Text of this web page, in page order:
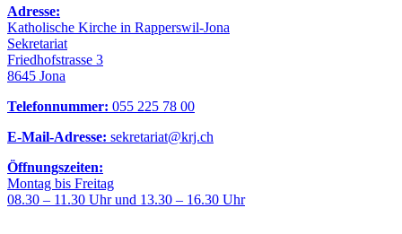
Adresse:
Katholische Kirche in Rapperswil-Jona
Sekretariat
Friedhofstrasse 3
8645 Jona
Telefonnummer: 055 225 78 00
E-Mail-Adresse: sekretariat@krj.ch
Öffnungszeiten:
Montag bis Freitag
08.30 – 11.30 Uhr und 13.30 – 16.30 Uhr